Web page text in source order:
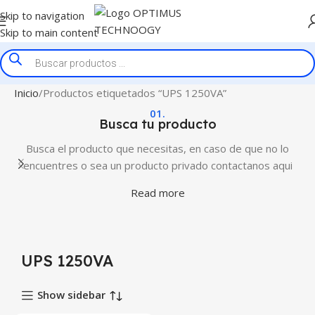
Skip to navigation
Skip to main content
Inicio Productos etiquetados “UPS 1250VA”
01.
Busca tu producto
Busca el producto que necesitas, en caso de que no lo
encuentres o sea un producto privado contactanos aqui
Read more
UPS 1250VA
Show sidebar